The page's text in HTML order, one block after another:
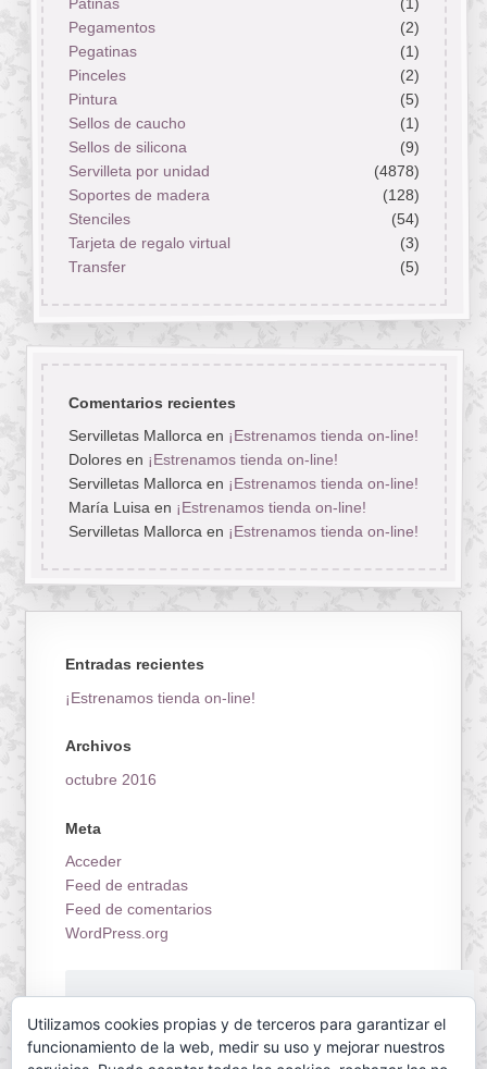
Pátinas
(1)
Pegamentos
(2)
Pegatinas
(1)
Pinceles
(2)
Pintura
(5)
Sellos de caucho
(1)
Sellos de silicona
(9)
Servilleta por unidad
(4878)
Soportes de madera
(128)
Stenciles
(54)
Tarjeta de regalo virtual
(3)
Transfer
(5)
Comentarios recientes
Servilletas Mallorcaen ¡Estrenamos tienda on-line!
Doloresen ¡Estrenamos tienda on-line!
Servilletas Mallorcaen ¡Estrenamos tienda on-line!
María Luisaen ¡Estrenamos tienda on-line!
Servilletas Mallorcaen ¡Estrenamos tienda on-line!
Entradas recientes
¡Estrenamos tienda on-line!
Archivos
octubre 2016
Meta
Acceder
Feed de entradas
Feed de comentarios
WordPress.org
Utilizamos cookies propias y de terceros para garantizar el
funcionamiento de la web, medir su uso y mejorar nuestros